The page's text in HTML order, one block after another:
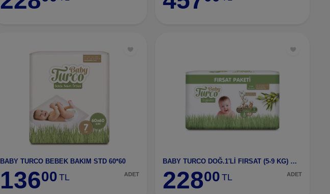
BABY TURCO BEBEK BAKIM STD 60*60
13600 TL ADET
BABY TURCO DOĞ.1'Lİ FIRSAT (5-9 KG) MİDİ NO:3
22800 TL ADET